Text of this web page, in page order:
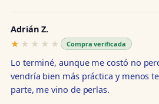
Adrián Z.
★★★★★
★★★★★ Compra verificada
Lo terminé, aunque me costó no
vendría bien más práctica y menos
parte, me vino de perlas.